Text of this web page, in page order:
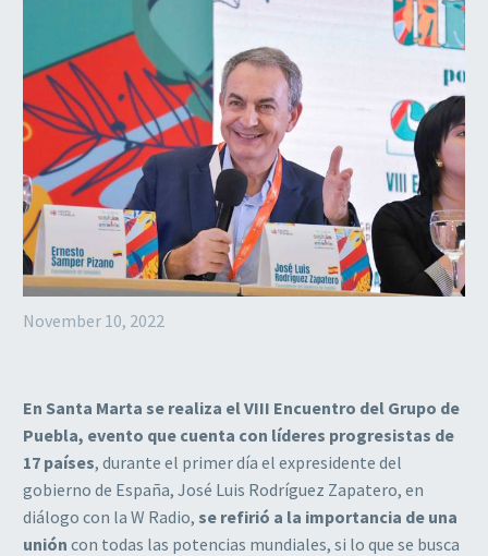
November 10, 2022
En Santa Marta se realiza el VIII Encuentro del Grupo de
Puebla, evento que cuenta con líderes progresistas de
17 países, durante el primer día el expresidente del
gobierno de España, José Luis Rodríguez Zapatero, en
diálogo con la W Radio, se refirió a la importancia de una
unión con todas las potencias mundiales, si lo que se busca